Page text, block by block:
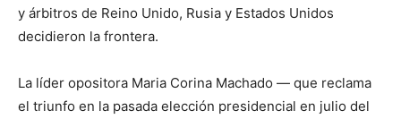
y árbitros de Reino Unido, Rusia y Estados Unidos
decidieron la frontera.
La líder opositora Maria Corina Machado — que reclama
el triunfo en la pasada elección presidencial en julio del